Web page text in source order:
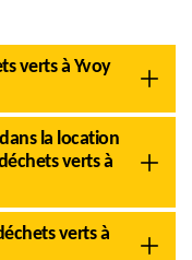
verts à Yvoy
la location
verts à
verts à